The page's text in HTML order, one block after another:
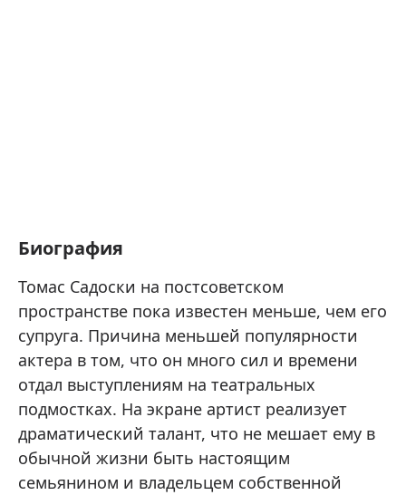
Биография
Томас Садоски на постсоветском
пространстве пока известен меньше, чем его
супруга. Причина меньшей популярности
актера в том, что он много сил и времени
отдал выступлениям на театральных
подмостках. На экране артист реализует
драматический талант, что не мешает ему в
обычной жизни быть настоящим
семьянином и владельцем собственной